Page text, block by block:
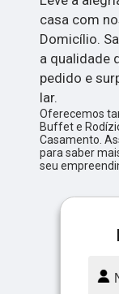
casa com
Domicílio.
a qualidade
pedido e
lar.
Oferecemos
Buffet e
Casamento.
para saber
seu